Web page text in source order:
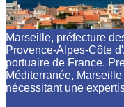
Marseille, préfecture
Provence-Alpes-Côte
portuaire de France.
Méditerranée,
nécessitant une